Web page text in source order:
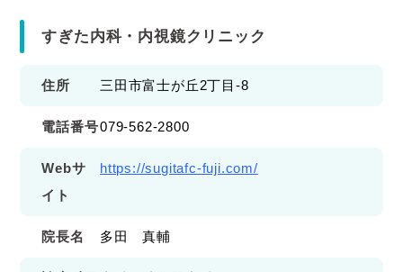
すぎた内科・内視鏡クリニック
住所 三田市富士が丘2丁目-8
電話番号079-562-2800
Webサ
イト
https://sugitafc-fuji.com/
院長名 多田 真輔